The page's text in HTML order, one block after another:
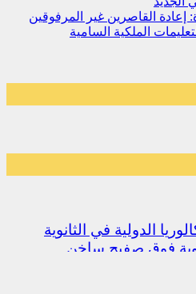
إعادة القاصرين غير المرفوقين
الملكية السامية
الدولية في الثانوية
فوق صفيح ساخن